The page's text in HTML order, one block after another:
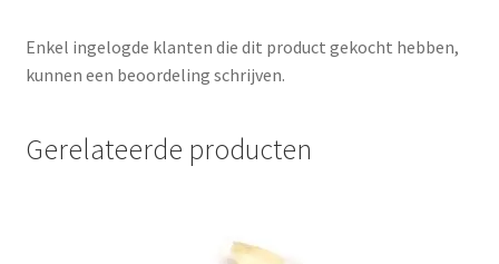
Enkel ingelogde klanten die dit product gekocht hebben,
kunnen een beoordeling schrijven.
Gerelateerde producten